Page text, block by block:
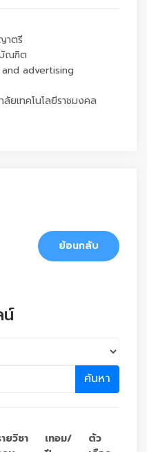
ตรี
บัณฑิต
advertising
ลัยเทคโนโลยีราชมงคล
ย้อนกลับ
น์
ค้นหา
ยวิชา
เทอม/
ตัว